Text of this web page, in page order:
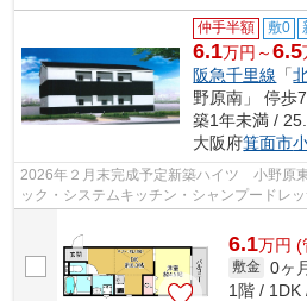
仲手半額 敷0
6.1万円～6.5
阪急千里線 「
野原南」 停歩
築1年未満 /
大阪府箕面市
2026年２月末完成予定新築ハイツ 小野原
ック・システムキッチン・シャンプードレ
6.1万円 (
敷金 0ヶ
1階 / 1DK